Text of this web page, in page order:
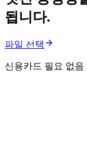
됩니다.
파일 선택
신용카드 필요 없음